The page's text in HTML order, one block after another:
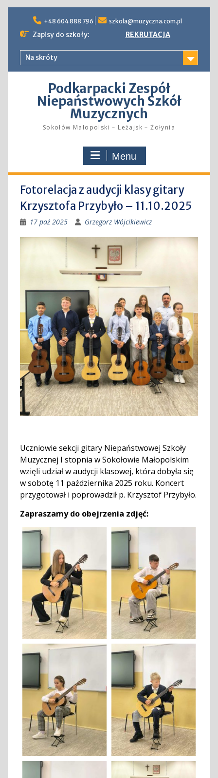
content
+48 604 888 796 szkola@muzyczna.com.pl
Zapisy do szkoły: REKRUTACJA
Na skróty
Podkarpacki Zespół
Niepaństwowych Szkół
Muzycznych
Sokołów Małopolski – Leżajsk – Żołynia
Menu
Fotorelacja z audycji klasy gitary
Krzysztofa Przybyło – 11.10.2025
17 paź 2025 Grzegorz Wójcikiewicz
Uczniowie sekcji gitary Niepaństwowej Szkoły
Muzycznej I stopnia w Sokołowie Małopolskim
wzięli udział w audycji klasowej, która dobyła się
w sobotę 11 października 2025 roku. Koncert
przygotował i poprowadził p. Krzysztof Przybyło.
Zapraszamy do obejrzenia zdjęć: